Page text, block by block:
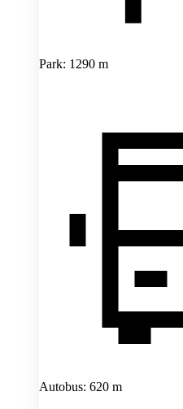
Park: 1290 m
Autobus: 620 m